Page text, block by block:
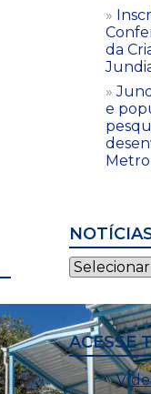
da
e
Notícias
por
ACESSE